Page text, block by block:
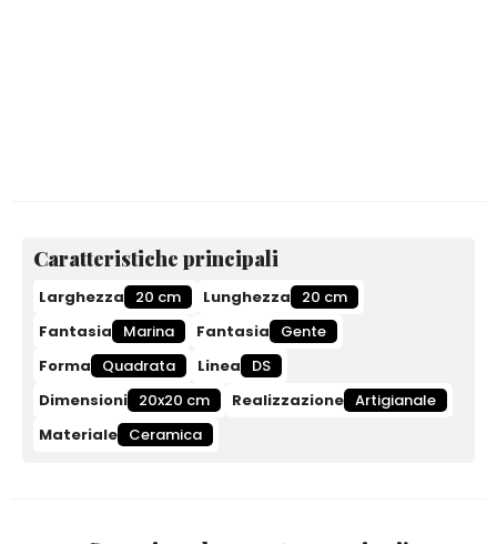
Caratteristiche principali
Larghezza 20 cm Lunghezza
20 cm
Fantasia
Marina Fantasia
Gente
Forma
Quadrata Linea
DS
Dimensioni 20x20 cm Realizzazione Artigianale
Materiale Ceramica